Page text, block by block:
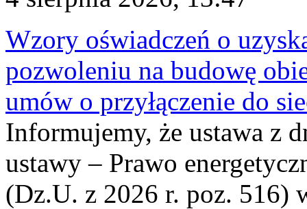
Wzory oświadczeń o
pozwoleniu na budowę
umów o przyłączenie do
Informujemy, że ustawa z
ustawy – Prawo
(Dz.U. z 2026 r. poz. 516)